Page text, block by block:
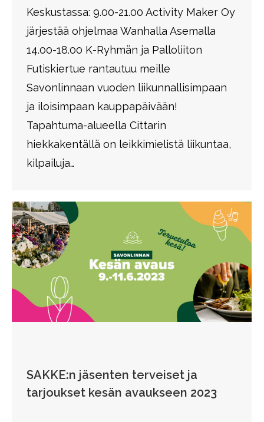
Keskustassa: 9.00-21.00 Activity Maker Oy
järjestää ohjelmaa Wanhalla Asemalla
14.00-18.00 K-Ryhmän ja Palloliiton
Futiskiertue rantautuu meille
Savonlinnaan vuoden liikunnallisimpaan
ja iloisimpaan kauppapäivään!
Tapahtuma-alueella Cittarin
hiekkakentällä on leikkimielistä liikuntaa,
kilpailuja…
SAKKE:n jäsenten terveiset ja
tarjoukset kesän avaukseen 2023